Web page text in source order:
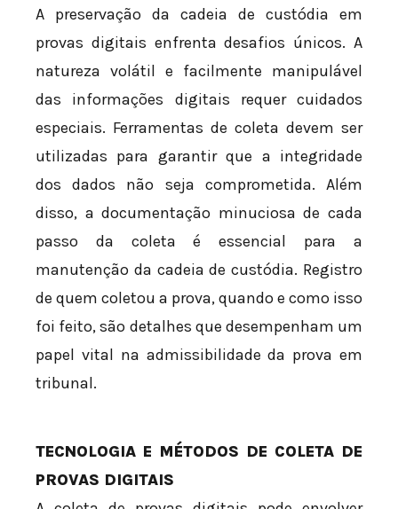
A preservação da cadeia de custódia em
provas digitais enfrenta desafios únicos. A
natureza volátil e facilmente manipulável
das informações digitais requer cuidados
especiais. Ferramentas de coleta devem ser
utilizadas para garantir que a integridade
dos dados não seja comprometida. Além
disso, a documentação minuciosa de cada
passo da coleta é essencial para a
manutenção da cadeia de custódia. Registro
de quem coletou a prova, quando e como isso
foi feito, são detalhes que desempenham um
papel vital na admissibilidade da prova em
tribunal.
TECNOLOGIA E MÉTODOS DE COLETA DE
PROVAS DIGITAIS